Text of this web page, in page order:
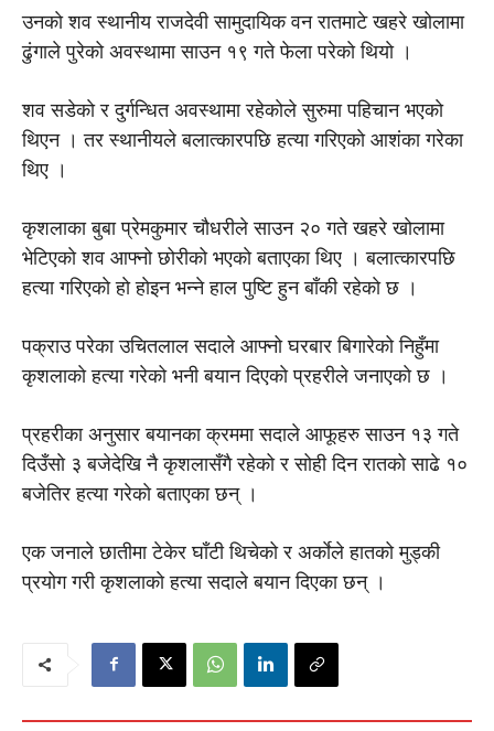
उनकाे शव स्थानीय राजदेवी सामुदायिक वन रातमाटे खहरे खोलामा
ढुंगाले पुरेको अवस्थामा साउन १९ गते फेला परेकाे थियाे ।
शव सडेकाे र दुर्गन्धित अवस्थामा रहेकाेले सुरुमा पहिचान भएकाे
थिएन । तर स्थानीयले बलात्कारपछि हत्या गरिएकाे आशंका गरेका
थिए ।
कृशलाका बुबा प्रेमकुमार चौधरीले साउन २० गते खहरे खाेलामा
भेटिएकाे शव आफ्नो छोरीको भएकाे बताएका थिए । बलात्कारपछि
हत्या गरिएकाे हाे हाेइन भन्ने हाल पुष्टि हुन बाँकी रहेकाे छ ।
पक्राउ परेका उचितलाल सदाले आफ्नो घरबार बिगारेको निहुँमा
कृशलाकाे हत्या गरेको भनी बयान दिएकाे प्रहरीले जनाएकाे छ ।
प्रहरीका अनुसार बयानका क्रममा सदाले आफूहरु साउन १३ गते
दिउँसाे ३ बजेदेखि नै कृशलासँगै रहेको र सोही दिन रातको साढे १०
बजेतिर हत्या गरेकाे बताएका छन् ।
एक जनाले छातीमा टेकेर घाँटी थिचेको र अर्काेले हातको मुड्की
प्रयोग गरी कृशलाकाे हत्या सदाले बयान दिएका छन् ।